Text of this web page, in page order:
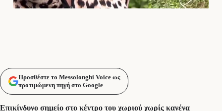
Προσθέστε το Messolonghi Voice ως
προτιμώμενη πηγή στο Google
Επικίνδυνο σημείο στο κέντρο του χωριού χωρίς κανένα